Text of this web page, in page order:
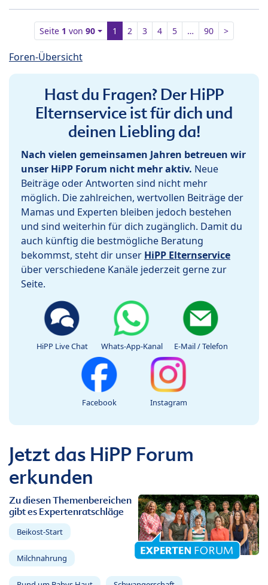
Seite 1 von90 1 2 3 4 5 … 90 >
Foren-Übersicht
Hast du Fragen? Der HiPP
Elternservice ist für dich und
deinen Liebling da!
Nach vielen gemeinsamen Jahren betreuen wir
unser HiPP Forum nicht mehr aktiv. Neue
Beiträge oder Antworten sind nicht mehr
möglich. Die zahlreichen, wertvollen Beiträge der
Mamas und Experten bleiben jedoch bestehen
und sind weiterhin für dich zugänglich. Damit du
auch künftig die bestmögliche Beratung
bekommst, steht dir unser HiPP Elternservice
über verschiedene Kanäle jederzeit gerne zur
Seite.
HiPP Live Chat Whats-App-Kanal E-Mail / Telefon
Facebook Instagram
Jetzt das HiPP Forum
erkunden
Zu diesen Themenbereichen
gibt es Expertenratschläge
Beikost-Start
Milchnahrung